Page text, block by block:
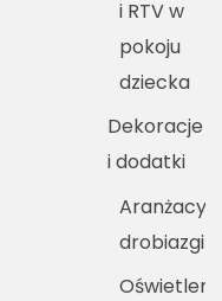
i RTV w
pokoju
dziecka
Dekoracje
i dodatki
Aranżacyjne
drobiazgi
Oświetlenie